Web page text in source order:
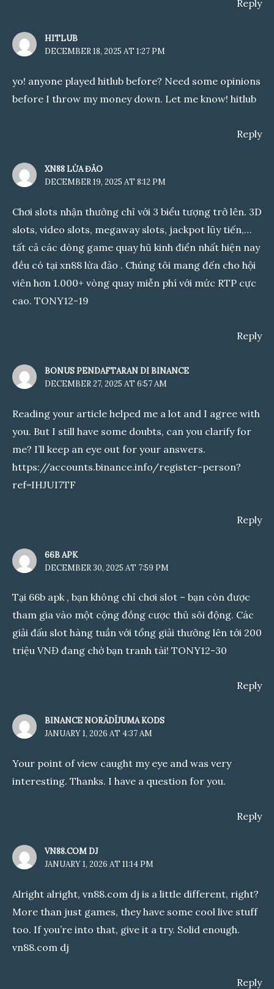
Reply
HITLUB
DECEMBER 18, 2025 AT 1:27 PM
yo! anyone played hitlub before? Need some opinions
before I throw my money down. Let me know! hitlub
Reply
XN88 LỪA ĐẢO
DECEMBER 19, 2025 AT 8:12 PM
Chơi slots nhận thưởng chỉ với 3 biểu tượng trở lên. 3D
slots, video slots, megaway slots, jackpot lũy tiến,…
tất cả các dòng game quay hũ kinh điển nhất hiện nay
đều có tại xn88 lừa đảo . Chúng tôi mang đến cho hội
viên hơn 1.000+ vòng quay miễn phí với mức RTP cực
cao. TONY12-19
Reply
BONUS PENDAFTARAN DI BINANCE
DECEMBER 27, 2025 AT 6:57 AM
Reading your article helped me a lot and I agree with
you. But I still have some doubts, can you clarify for
me? I’ll keep an eye out for your answers.
https://accounts.binance.info/register-person?
ref=IHJUI7TF
Reply
66B APK
DECEMBER 30, 2025 AT 7:59 PM
Tại 66b apk, bạn không chỉ chơi slot – bạn còn được
tham gia vào một cộng đồng cược thủ sôi động. Các
giải đấu slot hàng tuần với tổng giải thưởng lên tới 200
triệu VNĐ đang chờ bạn tranh tài! TONY12-30
Reply
BINANCE NORĀDĪJUMA KODS
JANUARY 1, 2026 AT 4:37 AM
Your point of view caught my eye and was very
interesting. Thanks. I have a question for you.
Reply
VN88.COM DJ
JANUARY 1, 2026 AT 11:14 PM
Alright alright, vn88.com dj is a little different, right?
More than just games, they have some cool live stuff
too. If you’re into that, give it a try. Solid enough.
vn88.com dj
Reply